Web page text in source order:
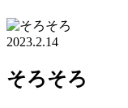
2023.2.14
そろそろ